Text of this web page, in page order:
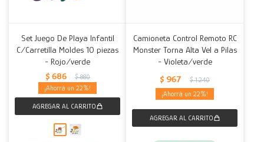
Set Juego De Playa Infantil
C/Carretilla Moldes 10 piezas
- Rojo/verde
$ 686 $ 880
22
Camioneta Control Remoto RC
Monster Torna Alta Vel a Pilas
- Violeta/verde
$ 967 $ 1.240
22